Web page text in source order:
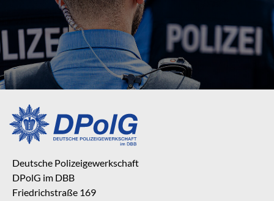
Deutsche Polizeigewerkschaft
DPolG im DBB
Friedrichstraße 169